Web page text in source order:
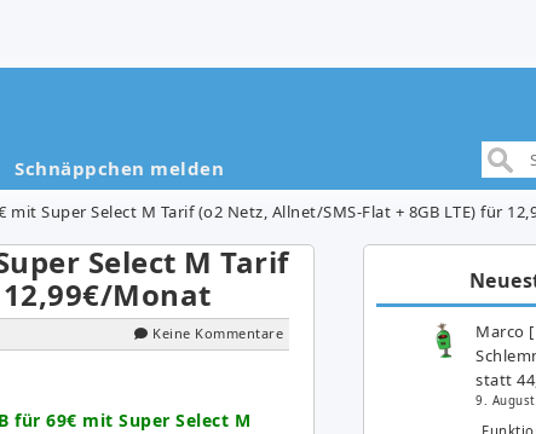
Schnäppchen melden
mit Super Select M Tarif (o2 Netz, Allnet/SMS-Flat + 8GB LTE) für
Select M Tarif
12,99€/Monat
Keine Kommentare
für 69€ mit Super Select M
Marco
statt
9.